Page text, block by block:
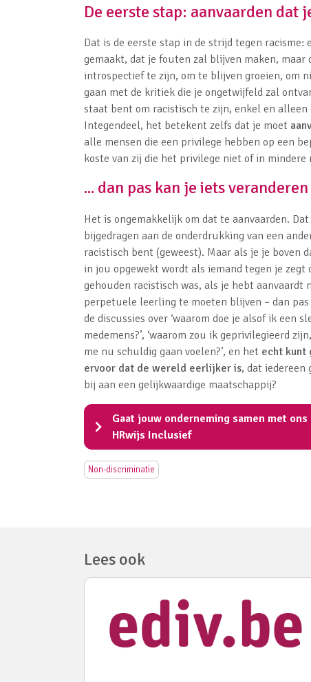
De eerste stap: aanvaarden
Dat is de eerste stap in de strijd tegen
gemaakt, dat je fouten zal blijven maken, maar
introspectief te zijn, om te blijven groeien, om
gaan met de kritiek die je ongetwijfeld zal
staat bent om racistisch te zijn, enkel en alleen
Integendeel, het betekent zelfs dat je moet
alle mensen die een privilege hebben op een
koste van zij die het privilege niet of in mindere
... dan pas kan je iets veranderen
Het is ongemakkelijk om dat te aanvaarden.
bijgedragen aan de onderdrukking van een
racistisch bent (geweest). Maar als je je boven
in jou opgewekt wordt als iemand tegen je
gehouden racistisch was, als je hebt
perpetuele leerling te moeten blijven – dan
de discussies over ‘waarom doe je alsof ik een
medemens?’, ‘waarom zou ik geprivilegieerd
me nu schuldig gaan voelen?’, en het echt kunt
ervoor dat de wereld eerlijker is, dat iedereen
bij aan een gelijkwaardige maatschappij?
Gaat jouw onderneming samen met
HRwijs Inclusief
Non-discriminatie
Lees ook